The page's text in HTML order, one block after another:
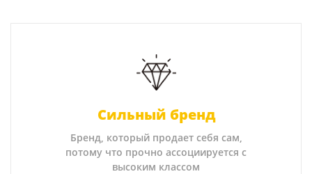
Сильный бренд
Бренд, который продает себя сам,
потому что прочно ассоциируется с
высоким классом